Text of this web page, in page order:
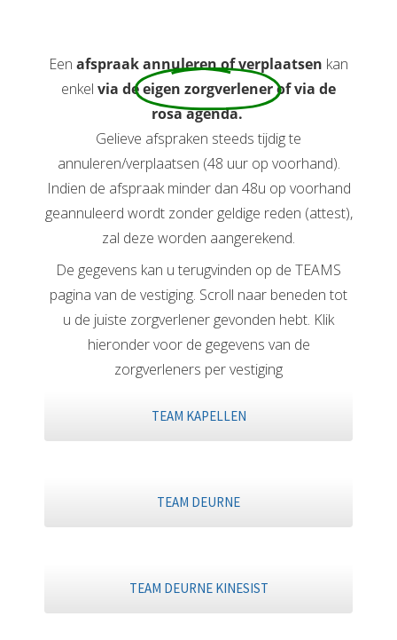
Een afspraak annuleren of verplaatsen kan
enkel via deeigen zorgverlenerof via de
rosa agenda.
Gelieve afspraken steeds tijdig te
annuleren/verplaatsen (48 uur op voorhand).
Indien de afspraak minder dan 48u op voorhand
geannuleerd wordt zonder geldige reden (attest),
zal deze worden aangerekend.
De gegevens kan u terugvinden op de TEAMS
pagina van de vestiging. Scroll naar beneden tot
u de juiste zorgverlener gevonden hebt. Klik
hieronder voor de gegevens van de
zorgverleners per vestiging
TEAM KAPELLEN
TEAM DEURNE
TEAM DEURNE KINESIST